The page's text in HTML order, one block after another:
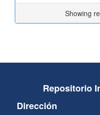
Showing
Repositorio
Dirección